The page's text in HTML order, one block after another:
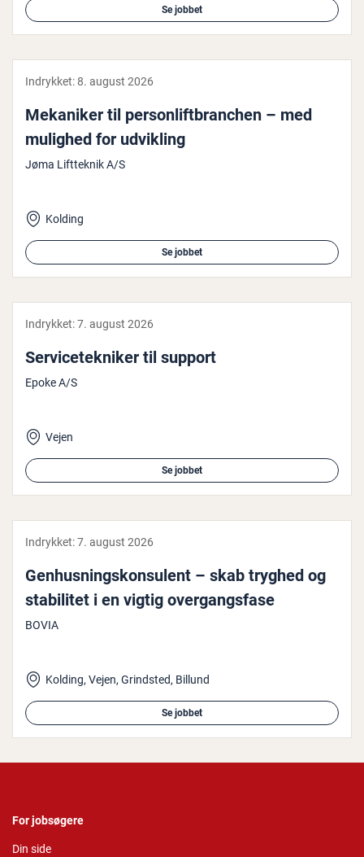
Se jobbet
Indrykket:8. august 2026
Mekaniker til per­son­lift­bran­chen – med
mulighed for udvikling
Jøma Liftteknik A/S
Kolding
Se jobbet
Indrykket:7. august 2026
Ser­vi­ce­tek­ni­ker til support
Epoke A/S
Vejen
Se jobbet
Indrykket:7. august 2026
Gen­hus­nings­kon­su­lent – skab tryghed og
sta­bi­li­tet i en vigtig over­gangs­fa­se
BOVIA
Kolding, Vejen, Grindsted, Billund
Se jobbet
For jobsøgere
Din side